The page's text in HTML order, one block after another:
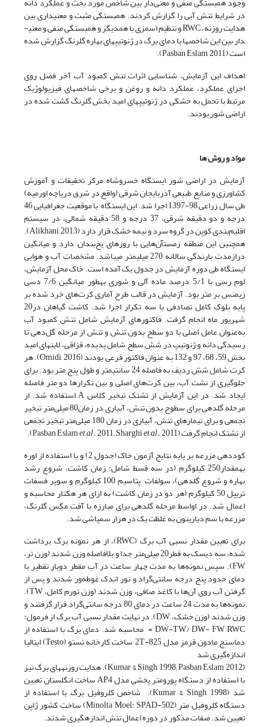
در شرایط تنش آبی را گزارش کردند. همبستگی مثبت و معنی­داری بین
هدایت روزنه، RWC و تنظیم اسمزی با همدیگر و همبستگی منفی و معنی­
دار بین این شاخص­ها با دمای برگ در ژنوتیپ­های بهاره گلرنگ گزارش شده
است (Pasban Eslam, 2011).
اهداف این آزمایش، شناسایی اثرات تنش کمبود آب آخر فصل روی
اجزای عملکرد، عملکرد دانه و روغن و برخی شاخص­های فیزیولوژیک
مرتبط با تحمل به خشکی در ژنوتیپ­های امید بخش گلرنگ کشت شده در
اراضی شور بودند.
مواد و روش ها
آزمایش در اراضی شور ایستگاه خسروشاه مرکز تحقیقات و آموزش
کشاورزی و منابع طبیعی آذربایجان شرقی (واقع در شرق دریاچه اورمیه)
طی سال زراعی 98-1397 اجرا شد. این ایستگاه با موقعیت جغرافیایی 46
درجه و دو دقیقه شرقی، 37 درجه و 58 دقیقه شمالی، در سیستم
اقلیم‌بندی کوپن در گروه سرد و نیمه خشک قرار دارد (Alikhani, 2013).
همچنین این منطقه زمستآن‌هایی با روزهای یخ‌بندان دارد و میانگین
درازمدت بارندگی سالانه 270 میلی­متر می­باشد. مشخصات آب و هوایی
ایستگاه طی دوره آزمایش در جدول یک آمده است. خاک محل آزمایش،
لوم رسی با 5/1 درصد ماده آلی و شوری به­طور میانگین 7/6 دسی
زیمنس بر متر بود. آزمایش در قالب طرح آماری کرت‌های خرد شده بر
پایه بلوک‌ کامل تصادفی با سه تکرار اجرا شد. کاشت گیاهان در20
شهریور ماه انجام گرفت. فاکتور­های آزمایش شامل تنش کمبود آب
به‌عنوان عامل اصلی با دو سطح بدون تنش و تنش از مرحله گل‌دهی تا
رسیدگی دانه و ژنوتیپ در شش سطح شامل پدیده، قزاقی، لاین­های امید
بخش 59، 68، 97 و 132 به عنوان فاکتور فرعی بودند (Omidi, 2016). هر
کرت شامل شش ردیف به فاصله 24 سانتی­متر و ‌طول پنج متر بود. برای
جلوگیری از نشت آب، بین کرت‌های اصلی و بین تکرار‌ها دو متر فاصله
ایجاد شد. در این آزمایش از تشتک تبخیر کلاس A استفاده شد. از
مرحله گل­دهی برای سطوح بدون تنش، آبیاری در زمان80 میلی‌متر تبخیر
تجمعی و برای تیمار‌های تنش، آبیاری در زمان 180 میلی‌متر تبخیر تجمعی
از تشتک انجام گرفت (Pasban Eslam et al., 2011; Sharghiet al., 2011).
کود‌دهی مزرعه بر پایه نتایج آزمون خاک (جدول 2) و با استفاده از اوره
به­مقدار250 کیلوگرم (در سه قسط شامل: زمان کاشت، شروع رشد
بهاره و شروع گل­دهی)، سولفات پتاسیم 100 کیلوگرم و سوپر فسفات
تریپل 50 کیلوگرم (هر دو در زمان کاشت) به ازای هر هکتار محاسبه و
اعمال شد. در اواسط مرحله گل­دهی برای مبارزه با آفت مگس گلرنگ،
مزرعه با سم دیازینون به غلظت یک در هزار سمپاشی شد.
برای تعیین مقدار نسبی آب برگ (RWC)، از هر نمونه برگ برداشت
شده، سه دیسک به قطر20 میلی‌متر جدا و بلافاصله وزن شدند (وزن تر،
FW). سپس نمونه‌ها به مدت چهار ساعت در آب مقطر دو‌بار تقطیر با
دمای حدود پنج درجه سانتی‌گراد و نور اندک غوطه‌ور شدند و پس از
گرفتن آب روی آن‌ها با کاغذ صافی، وزن شدند (وزن تورم کامل، TW).
نمونه‌ها به مدت 24 ساعت در دمای 80 درجه سانتی‌گراد قرار گرفتند و
وزن شدند (وزن خشک، DW). در نهایت مقدار نسبی آب برگ از فرمول:
DW-TW/ DW- FW RWC = محاسبه شد. دمای برگ با استفاده از
دماسنج مادون قرمز مدل 2T-825 ساخت کارخانه تستو (Testo) ایتالیا
اندازه‌گیری شد
(Kumar & Singh, 1998; Pasban Eslam, 2012). هدایت روزنه­های برگ نیز
با استفاده از دستگاه پورومتر پخشی مدل AP4 ساخت انگلستان تعیین
شد (Kumar & Singh, 1998). شاخص کلروفیل برگ با استفاده از
دستگاه کلروفیل متر (Minolta Moel: SPAD-502) ساخت کشور ژاپن
تعیین شد. صفات مذکور در دوره اعمال تنش اندازه­گیری شدند.